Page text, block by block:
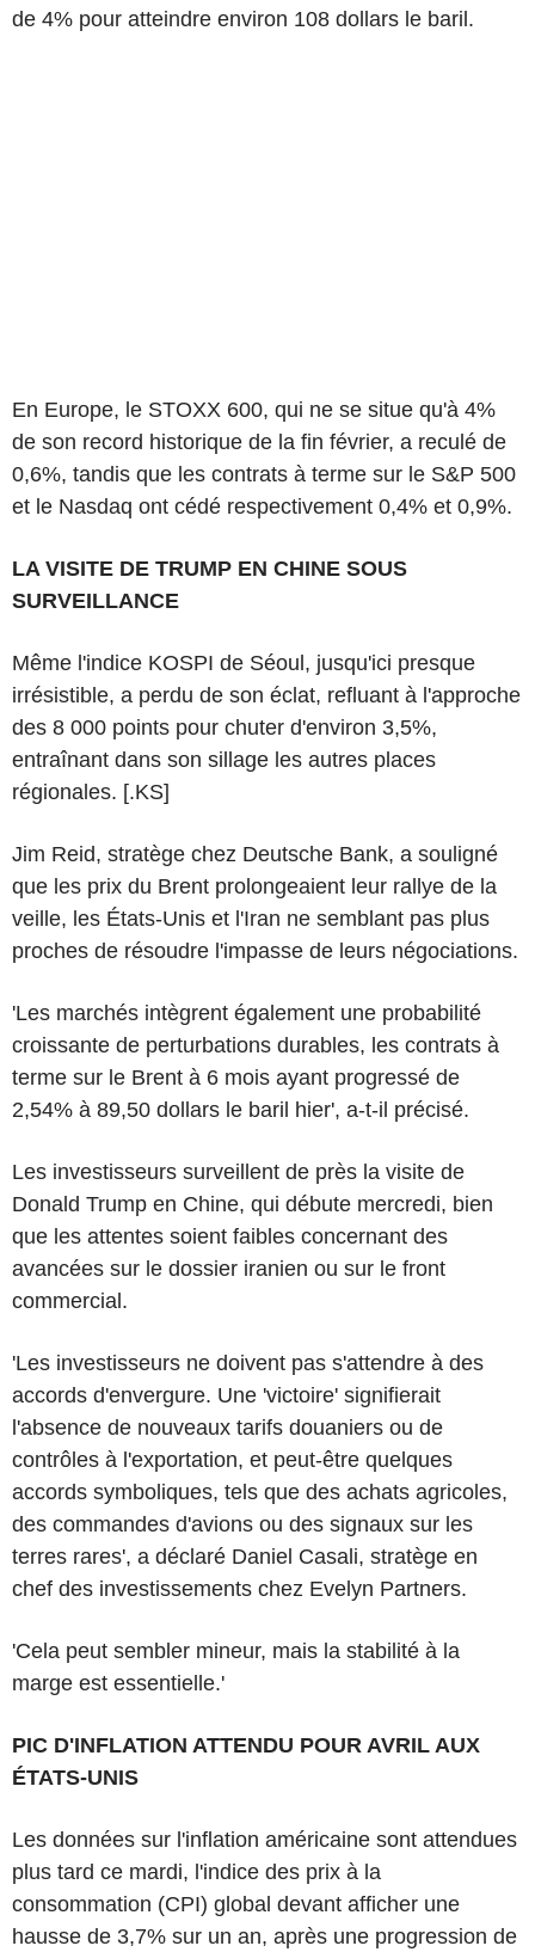
de 4% pour atteindre environ 108 dollars le baril.
En Europe, le STOXX 600, qui ne se situe qu'à 4%
de son record historique de la fin février, a reculé de
0,6%, tandis que les contrats à terme sur le S&P 500
et le Nasdaq ont cédé respectivement 0,4% et 0,9%.
LA VISITE DE TRUMP EN CHINE SOUS
SURVEILLANCE
Même l'indice KOSPI de Séoul, jusqu'ici presque
irrésistible, a perdu de son éclat, refluant à l'approche
des 8 000 points pour chuter d'environ 3,5%,
entraînant dans son sillage les autres places
régionales. [.KS]
Jim Reid, stratège chez Deutsche Bank, a souligné
que les prix du Brent prolongeaient leur rallye de la
veille, les États-Unis et l'Iran ne semblant pas plus
proches de résoudre l'impasse de leurs négociations.
'Les marchés intègrent également une probabilité
croissante de perturbations durables, les contrats à
terme sur le Brent à 6 mois ayant progressé de
2,54% à 89,50 dollars le baril hier', a-t-il précisé.
Les investisseurs surveillent de près la visite de
Donald Trump en Chine, qui débute mercredi, bien
que les attentes soient faibles concernant des
avancées sur le dossier iranien ou sur le front
commercial.
'Les investisseurs ne doivent pas s'attendre à des
accords d'envergure. Une 'victoire' signifierait
l'absence de nouveaux tarifs douaniers ou de
contrôles à l'exportation, et peut-être quelques
accords symboliques, tels que des achats agricoles,
des commandes d'avions ou des signaux sur les
terres rares', a déclaré Daniel Casali, stratège en
chef des investissements chez Evelyn Partners.
'Cela peut sembler mineur, mais la stabilité à la
marge est essentielle.'
PIC D'INFLATION ATTENDU POUR AVRIL AUX
ÉTATS-UNIS
Les données sur l'inflation américaine sont attendues
plus tard ce mardi, l'indice des prix à la
consommation (CPI) global devant afficher une
hausse de 3,7% sur un an, après une progression de